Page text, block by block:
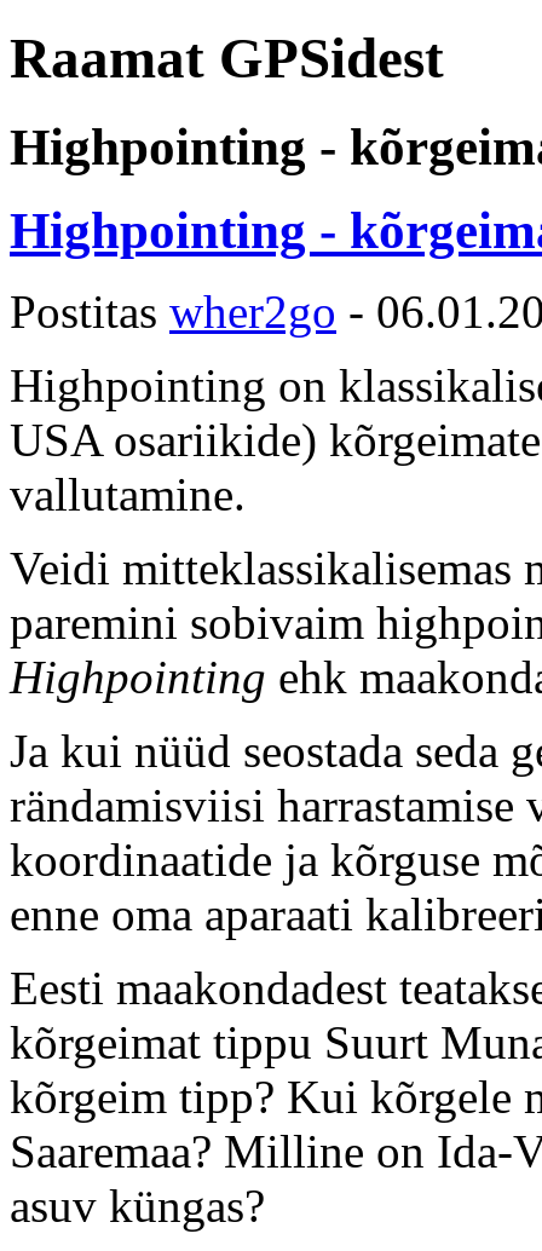
Raamat GPSidest
Highpointing -
Highpointing -
Postitas wher2go -
Highpointing on
USA osariikide)
vallutamine.
Veidi mitteklassikalisemas
paremini sobivaim
Highpointing ehk
Ja kui nüüd seostada seda
rändamisviisi
koordinaatide ja kõrguse
enne oma aparaati
Eesti maakondadest
kõrgeimat tippu Suurt
kõrgeim tipp? Kui kõrgele
Saaremaa? Milline on Ida-
asuv küngas?